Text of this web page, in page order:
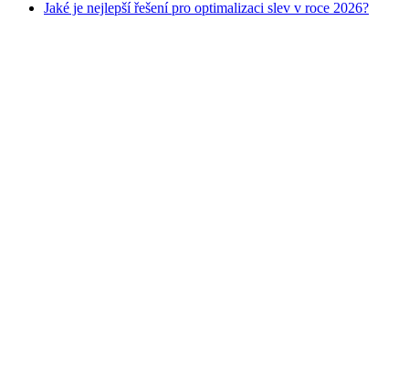
Jaké je nejlepší řešení pro optimalizaci slev v roce 2026?